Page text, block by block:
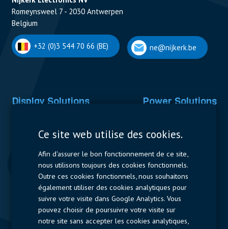
Romeynsweel 7 - 2030 Antwerpen
Belgium
+32 (0)3 544 70 66 (BE) ne@nijkerk.be
Display Solutions Power Solutions
Contactors & Fuses
Measurement
Resistors
Accès rapide
Ce site web utilise des cookies.
Afin d'assurer le bon fonctionnement de ce site,
nous utilisons toujours des cookies fonctionnels.
Outre ces cookies fonctionnels, nous souhaitons
également utiliser des cookies analytiques pour
suivre votre visite dans Google Analytics. Vous
pouvez choisir de poursuivre votre visite sur
notre site sans accepter les cookies analytiques,